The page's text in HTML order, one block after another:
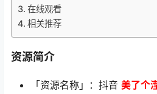
在线观看
相关推荐
资源简介
「资源名称」：抖音 美了个